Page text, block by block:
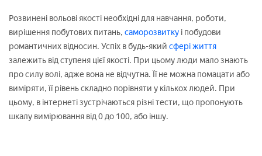
Розвинені вольові якості необхідні для навчання, роботи,
вирішення побутових питань, саморозвитку і побудови
романтичних відносин. Успіх в будь-який сфері життя
залежить від ступеня цієї якості. При цьому люди мало знають
про силу волі, адже вона не відчутна. Її не можна помацати або
виміряти, її рівень складно порівняти у кількох людей. При
цьому, в інтернеті зустрічаються різні тести, що пропонують
шкалу вимірювання від 0 до 100, або іншу.